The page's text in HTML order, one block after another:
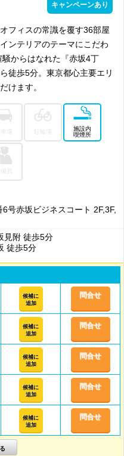
ー」や「赤坂ガーデンシテ
。また駅周辺には大小様々なビ
どにも対応しやすく、オフィス
ディア事業の企業が多く、一般
持つ赤坂エリアですが、近年の
が建設され、多種多様な業種が
較的高い傾向にありますが、ア
アから少し外れると閑静な高級
拠点として好まれる条件はそろ
街「赤坂」でぴったりのレンタ
うか？
キャンペーンあり
フィスの常識を覆す36部屋
ンテリアのテーマにこだわ
からはなれた『赤坂4丁
徒歩5分。東京都心主要エリ
けます。
施設内
喫煙所
備員
号赤坂ビジネスコート 2F,3F,
見附 徒歩5分
徒歩5分
候補に
追加
問合せ
候補に
追加
問合せ
候補に
追加
問合せ
候補に
追加
問合せ
候補に
追加
問合せ